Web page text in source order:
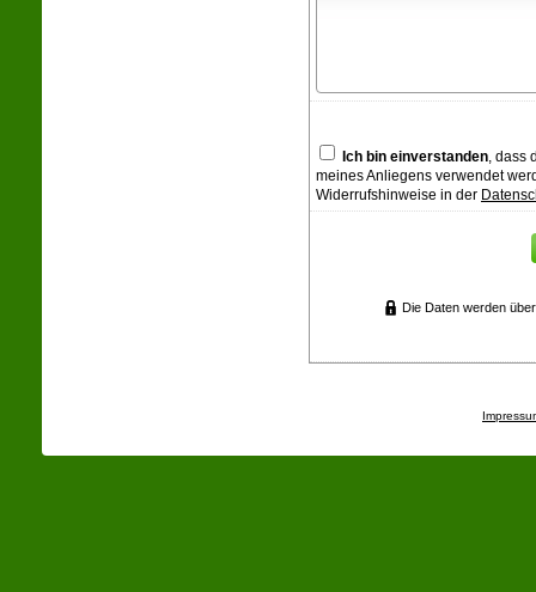
Ich bin einverstanden, dass
meines Anliegens verwendet
Widerrufshinweise in der
Die Daten werden